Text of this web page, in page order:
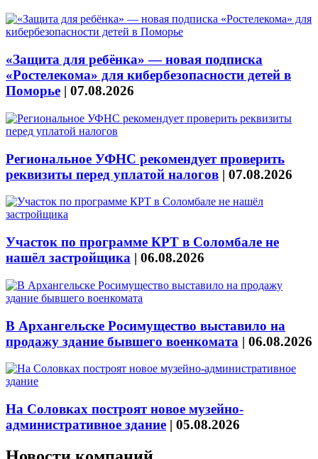
«Защита для ребёнка» — новая подписка
«Ростелекома» для кибербезопасности детей в
Поморье | 07.08.2026
Региональное УФНС рекомендует проверить
реквизиты перед уплатой налогов | 07.08.2026
Участок по программе КРТ в Соломбале не
нашёл застройщика | 06.08.2026
В Архангельске Росимущество выставило на
продажу здание бывшего военкомата | 06.08.2026
На Соловках построят новое музейно-
административное здание | 05.08.2026